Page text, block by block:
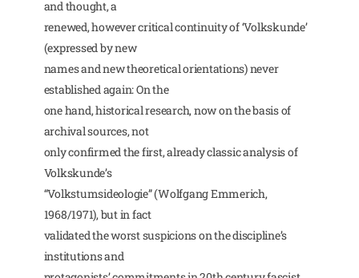
and thought, a
renewed, however critical continuity of ‘Volkskunde’
(expressed by new
names and new theoretical orientations) never
established again: On the
one hand, historical research, now on the basis of
archival sources, not
only confirmed the first, already classic analysis of
Volkskunde’s
“Volkstumsideologie” (Wolfgang Emmerich,
1968/1971), but in fact
validated the worst suspicions on the discipline’s
institutions and